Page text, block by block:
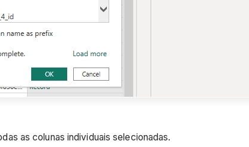
as colunas individuais selecionadas.